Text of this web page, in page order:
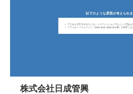
株式会社日成管興